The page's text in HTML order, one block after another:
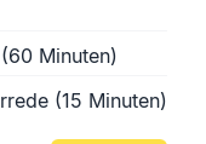
Minuten)
(15 Minuten)